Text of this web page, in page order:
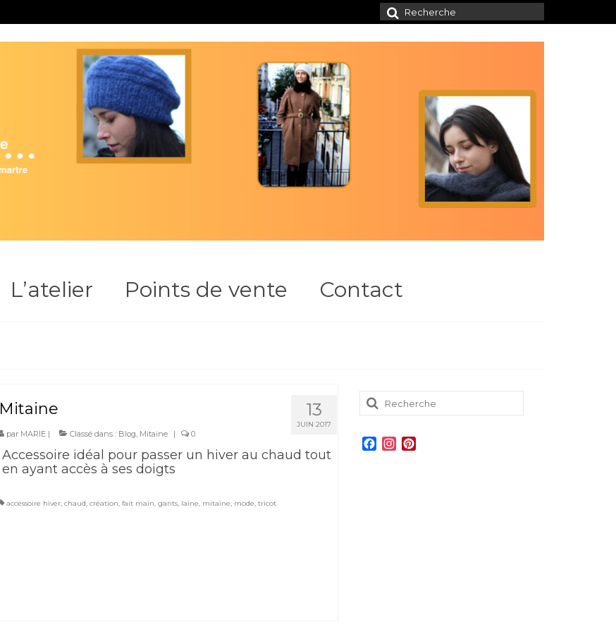
Rechercher
:
L’atelier Points de vente Contact
13
JUIN 2017
Mitaine
par MARIE| Classé dans : Blog, Mitaine | 0
Accessoire idéal pour passer un hiver au chaud tout
en ayant accès à ses doigts
accessoire hiver, chaud, création, fait main, gants, laine, mitaine, mode, tricot
Rechercher
:
FacebookInstagram